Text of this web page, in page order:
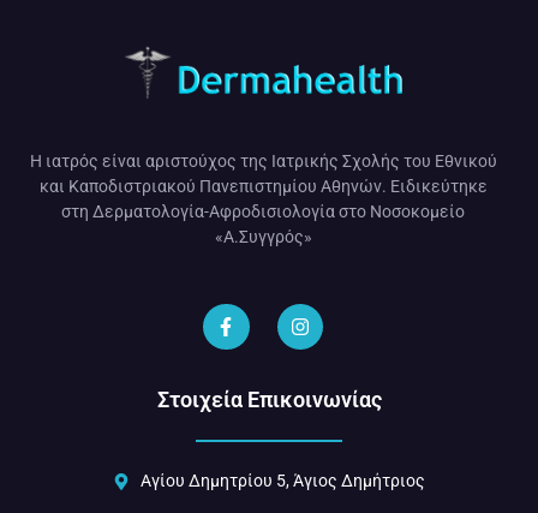
Η ιατρός είναι αριστούχος της Ιατρικής Σχολής του Εθνικού
και Καποδιστριακού Πανεπιστημίου Αθηνών. Ειδικεύτηκε
στη Δερματολογία-Αφροδισιολογία στο Νοσοκομείο
«Α.Συγγρός»
Στοιχεία Επικοινωνίας
Αγίου Δημητρίου 5, Άγιος Δημήτριος